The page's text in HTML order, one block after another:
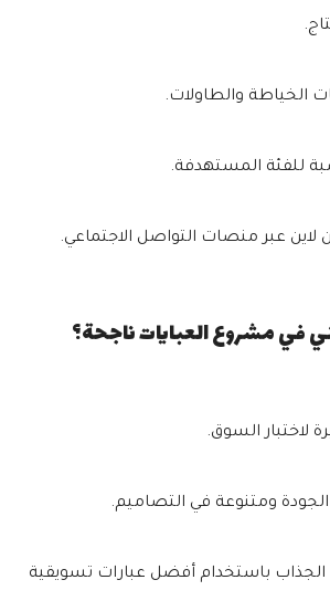
الخياطة والطاولات.
للفئة المستهدفة.
لاين عبر منصات التواصل الاجتماعي.
في مشروع العبايات ناجحة؟
لاختبار السوق.
الجودة ومتنوعة في التصاميم.
الجذاب باستخدام أفضل عبارات تسويقية